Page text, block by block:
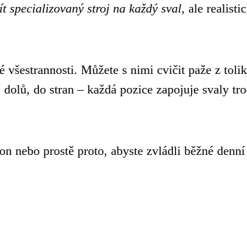
specializovaný stroj na každý sval, ale
všestrannosti. Můžete s nimi cvičit paže z
do stran – každá pozice zapojuje svaly
nebo prostě proto, abyste zvládli běžné